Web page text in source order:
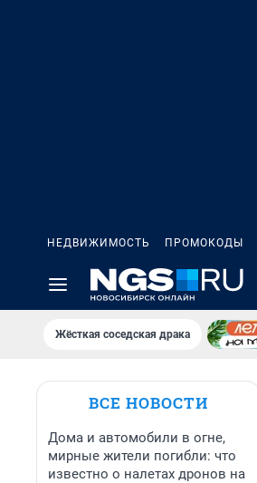
НЕДВИЖИМОСТЬ ПРОМОКОДЫ
Жёсткая соседская драка
ВСЕ НОВОСТИ
Дома и автомобили в огне,
мирные жители погибли: что
известно о налетах дронов на